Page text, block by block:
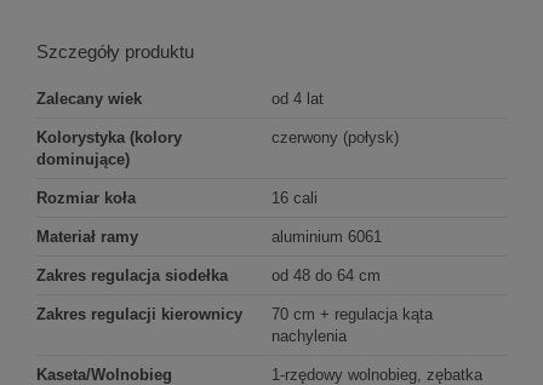
Szczegóły produktu
Zalecany wiek od 4 lat
Kolorystyka (kolory
dominujące)
czerwony (połysk)
Rozmiar koła 16 cali
Materiał ramy aluminium 6061
Zakres regulacja siodełka od 48 do 64 cm
Zakres regulacji kierownicy
70 cm + regulacja kąta
nachylenia
Kaseta/Wolnobieg
1-rzędowy wolnobieg, zębatka